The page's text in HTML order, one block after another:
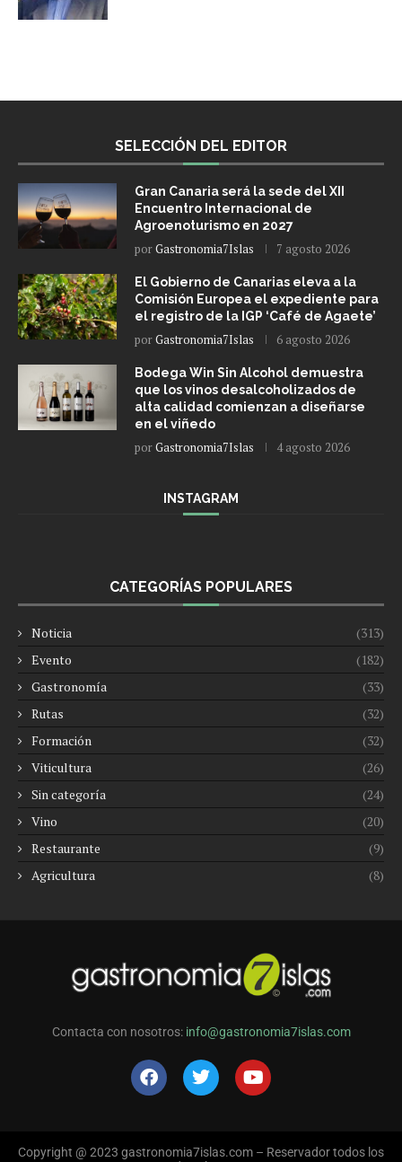
SELECCIÓN DEL EDITOR
Gran Canaria será la sede del XII
Encuentro Internacional de
Agroenoturismo en 2027
porGastronomia7Islas 7 agosto 2026
El Gobierno de Canarias eleva a la
Comisión Europea el expediente para
el registro de la IGP ‘Café de Agaete’
porGastronomia7Islas 6 agosto 2026
Bodega Win Sin Alcohol demuestra
que los vinos desalcoholizados de
alta calidad comienzan a diseñarse
en el viñedo
porGastronomia7Islas 4 agosto 2026
INSTAGRAM
CATEGORÍAS POPULARES
Noticia
(313)
Evento
(182)
Gastronomía
(33)
Rutas
(32)
Formación
(32)
Viticultura
(26)
Sin categoría
(24)
Vino
(20)
Restaurante
(9)
Agricultura
(8)
Contacta con nosotros: info@gastronomia7islas.com
Copyright @ 2023 gastronomia7islas.com – Reservador todos los